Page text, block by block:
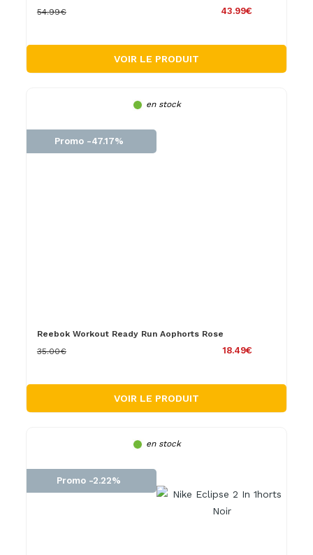
43.99€
54.99€
VOIR LE PRODUIT
en stock
Promo -47.17%
Reebok Workout Ready Run Aophorts Rose
18.49€
35.00€
VOIR LE PRODUIT
en stock
Promo -2.22%